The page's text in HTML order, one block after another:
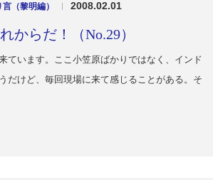
（黎明編） | 2008.02.01
からだ！（No.29）
ています。ここ小笠原ばかりではなく、インド
だけど、毎回現場に来て感じることがある。そ